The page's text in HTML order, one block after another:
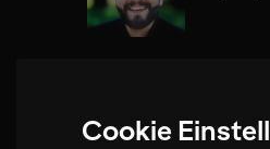
Cookie Nikola